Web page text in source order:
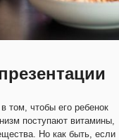
том, чтобы его ребенок
поступают витамины,
Но как быть, если